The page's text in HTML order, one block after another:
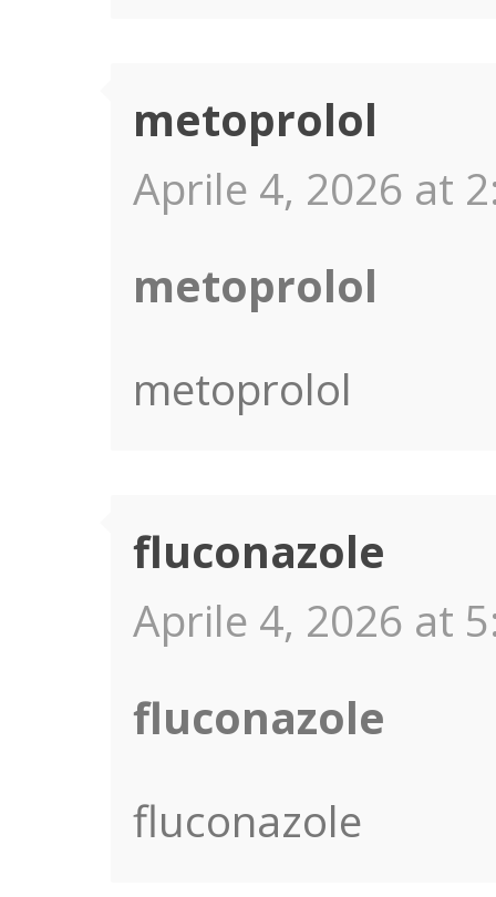
metoprolol
Aprile 4, 2026 at
metoprolol
metoprolol
fluconazole
Aprile 4, 2026 at
fluconazole
fluconazole